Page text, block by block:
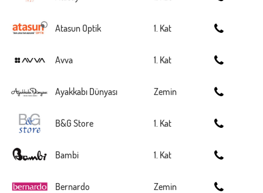
Atasun Optik 1. Kat
Avva 1. Kat
Ayakkabı Dünyası Zemin
B&G Store 1. Kat
Bambi 1. Kat
Bernardo Zemin